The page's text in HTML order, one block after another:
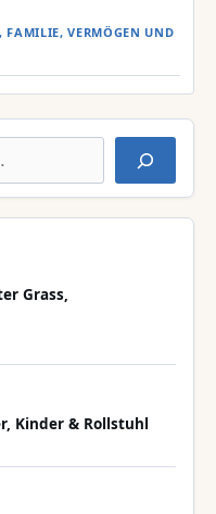
FAMILIE, VERMÖGEN UND
Grass,
Kinder & Rollstuhl